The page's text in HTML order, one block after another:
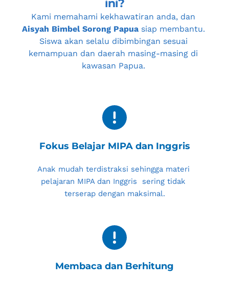
ini?
Aisyah Bimbel Sorong Papua siap membantu.
Siswa akan selalu dibimbingan sesuai
kemampuan dan daerah masing-masing di
kawasan Papua.
Fokus Belajar MIPA dan Inggris
Anak mudah terdistraksi sehingga materi
pelajaran MIPA dan Inggris  sering tidak
terserap dengan maksimal.
Membaca dan Berhitung